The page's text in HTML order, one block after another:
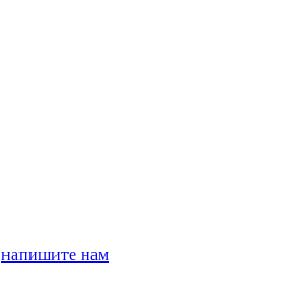
напишите нам